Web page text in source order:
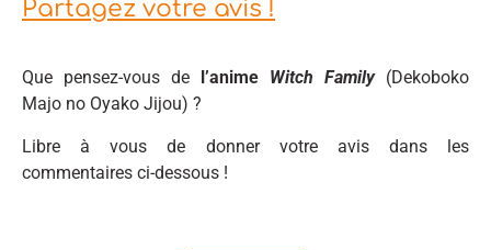
Partagez votre avis !
Que pensez-vous de l’anime Witch Family(Dekoboko
Majo no Oyako Jijou) ?
Libre à vous de donner votre avis dans les
commentaires ci-dessous !